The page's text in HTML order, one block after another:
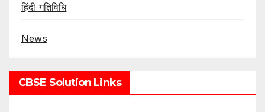
हिंदी गतिविधि
News
CBSE Solution Links